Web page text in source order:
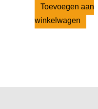
Toevoegen aan
winkelwagen